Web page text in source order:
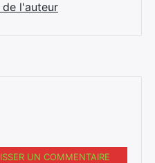
l'auteur
UN COMMENTAIRE